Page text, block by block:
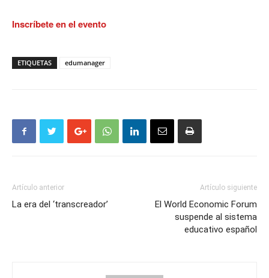
Inscríbete en el evento
ETIQUETAS edumanager
Artículo anterior
La era del ‘transcreador’
Artículo siguiente
El World Economic Forum
suspende al sistema
educativo español